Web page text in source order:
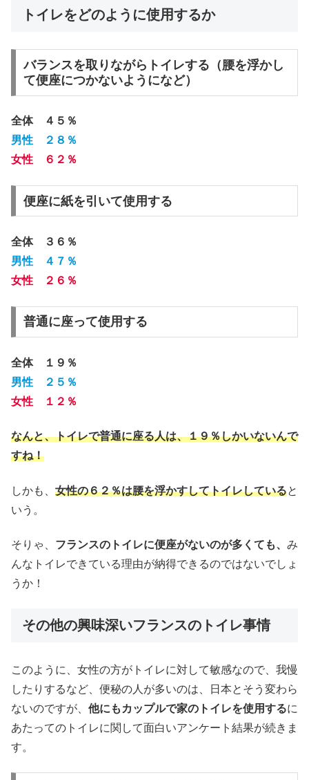
トイレをどのように使用するか
バランスを取りながらトイレする（腰を浮かし
て便座につかないようになど）
全体 ４５％
男性 ２８％
女性 ６２％
便座に紙を引いて使用する
全体 ３６％
男性 ４７％
女性 ２６％
普通に座って使用する
全体 １９％
男性 ２５％
女性 １２％
なんと、トイレで普通に座る人は、１９％しかいないんで
すね！
しかも、 女性の６２％は腰を浮かすしてトイレしていると
いう。
そりゃ、 フランスのトイレに便座がないのが多くても、 み
んなトイレできている理由が納得できるのではないでしょ
うか！
その他の興味深いフランスのトイレ事情
このように、女性の方がトイレに対して敏感なので、我慢
したりするなど、便秘の人が多いのは、日本とそう変わら
ないのですが、 他にもカップルで家のトイレを使用するに
あたってのトイレに関して面白いアンケート結果が続きま
す。